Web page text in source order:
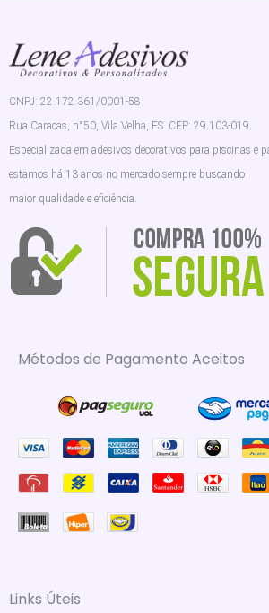
CNPJ: 22.172.361/0001-58
Rua Caracas, n°50, Vila Velha, ES. CEP: 29.103-019.
Especializada em adesivos decorativos para piscinas e
estamos há 13 anos no mercado sempre buscando
maior qualidade e eficiência.
Métodos de Pagamento Aceitos
Links Úteis